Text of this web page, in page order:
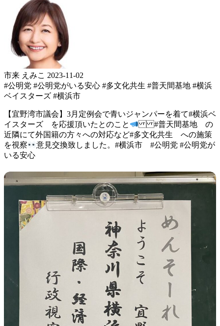
市来 えみこ 2023-11-02
#公明党 #公明党がいる安心 #多文化共生 #普天間基地 #横浜
ベイスターズ #横浜市
【宜野湾市議会】 3月定例会で 青いジャンパーを着て #横浜ベ
イスターズ を応援 頂いたとのこと
#普天間基地 の
近隣にて 外国籍の方々への対応など #多文化共生 への施策
を視察
意見交換致しました。 #横浜市 #公明党 #公明党が
いる安心